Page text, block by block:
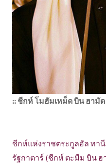
:: ชีกห์ โมฮัมเหม็ด บิน ฮามั
ชีกห์แห่งราชตระกูลอัล ทานี
รัฐกาตาร์ (ชีกห์ ตะมีม บิน ฮ